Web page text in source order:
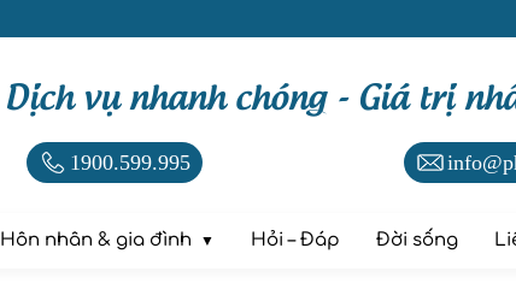
Dịch vụ nhanh chóng - Giá trị
1900.599.995
Hôn nhân & gia đình Hỏi – Đáp Đời sống